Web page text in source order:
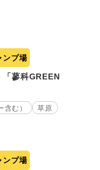
ンプ場
「蓼科GREEN
む）
草原
ンプ場